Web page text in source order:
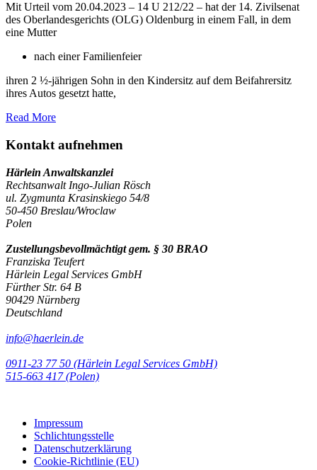
Mit Urteil vom 20.04.2023 – 14 U 212/22 – hat der 14. Zivilsenat
des Oberlandesgerichts (OLG) Oldenburg in einem Fall, in dem
eine Mutter
nach einer Familienfeier
ihren 2 ½-jährigen Sohn in den Kindersitz auf dem Beifahrersitz
ihres Autos gesetzt hatte,
Read More
Kontakt aufnehmen
Härlein Anwaltskanzlei
Rechtsanwalt Ingo-Julian Rösch
ul. Zygmunta Krasinskiego 54/8
50-450 Breslau/Wroclaw
Polen
Zustellungsbevollmächtigt gem. § 30 BRAO
Franziska Teufert
Härlein Legal Services GmbH
Fürther Str. 64 B
90429 Nürnberg
Deutschland
info@haerlein.de
0911-23 77 50 (Härlein Legal Services GmbH)
‭515-663 417 (Polen)‬‬‬
Impressum
Schlichtungsstelle
Datenschutzerklärung
Cookie-Richtlinie (EU)